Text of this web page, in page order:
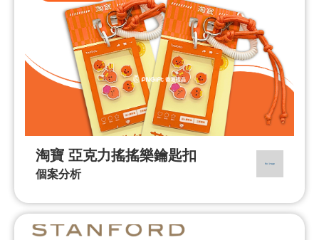
淘寶 亞克力搖搖樂鑰匙扣
個案分析